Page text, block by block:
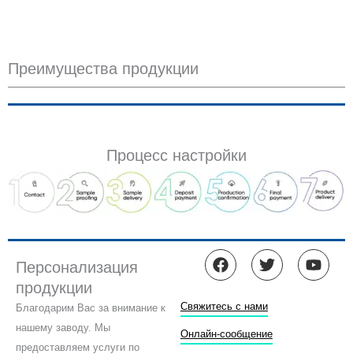
Преимущества продукции
Процесс настройки
Персонализация
продукции
Благодарим Вас за внимание к
нашему заводу. Мы
предоставляем услуги по
F
a
e
b
o
T
w
t
t
e
Y
o
Свяжитесь с нами
Онлайн-сообщение